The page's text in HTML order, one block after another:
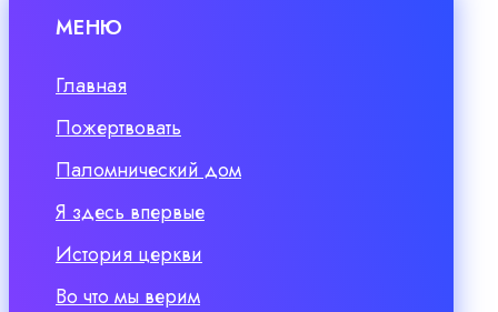
МЕНЮ
Главная
Пожертвовать
Паломнический дом
Я здесь впервые
История церкви
Во что мы верим